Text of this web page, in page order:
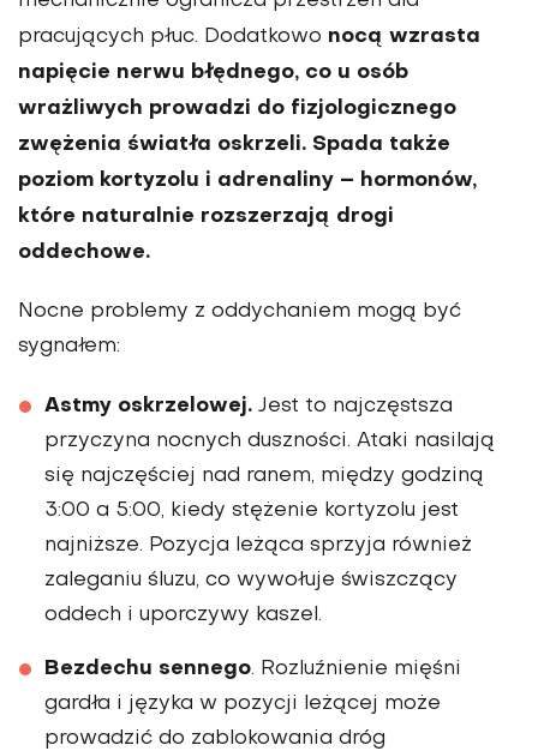
pracujących płuc. Dodatkowo nocą wzrasta
napięcie nerwu błędnego, co u osób
wrażliwych prowadzi do fizjologicznego
zwężenia światła oskrzeli. Spada także
poziom kortyzolu i adrenaliny – hormonów,
które naturalnie rozszerzają drogi
oddechowe.
Nocne problemy z oddychaniem mogą być
sygnałem:
Astmy oskrzelowej. Jest to najczęstsza
przyczyna nocnych duszności. Ataki nasilają
się najczęściej nad ranem, między godziną
3:00 a 5:00, kiedy stężenie kortyzolu jest
najniższe. Pozycja leżąca sprzyja również
zaleganiu śluzu, co wywołuje świszczący
oddech i uporczywy kaszel.
Bezdechu sennego. Rozluźnienie mięśni
gardła i języka w pozycji leżącej może
prowadzić do zablokowania dróg